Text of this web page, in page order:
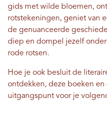
gids met wilde bloemen,
rotstekeningen, geniet van
de genuanceerde
diep en dompel jezelf
rode rotsen.
Hoe je ook besluit de
ontdekken, deze boeken
uitgangspunt voor je